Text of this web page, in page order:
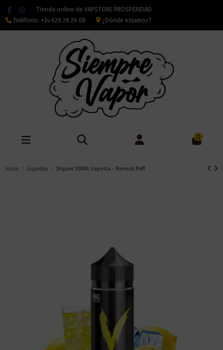
Tienda online de VAPSTORE PROSPERIDAD
Teléfono: +34 628 28 26 08 ¿Dónde estamos?
0
Inicio Líquidos Dripper 100ML Vapesta - Moreish Puff